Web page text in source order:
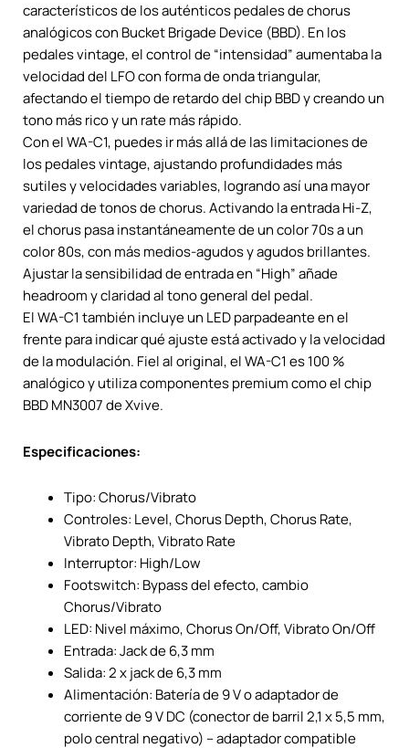
característicos de los auténticos pedales de chorus
analógicos con Bucket Brigade Device (BBD). En los
pedales vintage, el control de “intensidad” aumentaba la
velocidad del LFO con forma de onda triangular,
afectando el tiempo de retardo del chip BBD y creando un
tono más rico y un rate más rápido.
Con el WA-C1, puedes ir más allá de las limitaciones de
los pedales vintage, ajustando profundidades más
sutiles y velocidades variables, logrando así una mayor
variedad de tonos de chorus. Activando la entrada Hi-Z,
el chorus pasa instantáneamente de un color 70s a un
color 80s, con más medios-agudos y agudos brillantes.
Ajustar la sensibilidad de entrada en “High” añade
headroom y claridad al tono general del pedal.
El WA-C1 también incluye un LED parpadeante en el
frente para indicar qué ajuste está activado y la velocidad
de la modulación. Fiel al original, el WA-C1 es 100 %
analógico y utiliza componentes premium como el chip
BBD MN3007 de Xvive.
Especificaciones:
Tipo: Chorus/Vibrato
Controles: Level, Chorus Depth, Chorus Rate,
Vibrato Depth, Vibrato Rate
Interruptor: High/Low
Footswitch: Bypass del efecto, cambio
Chorus/Vibrato
LED: Nivel máximo, Chorus On/Off, Vibrato On/Off
Entrada: Jack de 6,3 mm
Salida: 2 x jack de 6,3 mm
Alimentación: Batería de 9 V o adaptador de
corriente de 9 V DC (conector de barril 2,1 x 5,5 mm,
polo central negativo) – adaptador compatible